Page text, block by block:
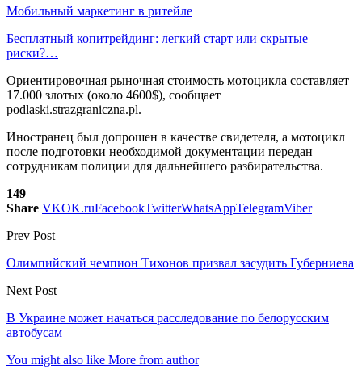
Мобильный маркетинг в ритейле
Бесплатный копитрейдинг: легкий старт или скрытые
риски?…
Ориентировочная рыночная стоимость мотоцикла составляет
17.000 злотых (около 4600$), сообщает
podlaski.strazgraniczna.pl.
Иностранец был допрошен в качестве свидетеля, а мотоцикл
после подготовки необходимой документации передан
сотрудникам полиции для дальнейшего разбирательства.
149
Share VKOK.ruFacebookTwitterWhatsAppTelegramViber
Prev Post
Олимпийский чемпион Тихонов призвал засудить Губерниева
Next Post
В Украине может начаться расследование по белорусским
автобусам
You might also like More from author